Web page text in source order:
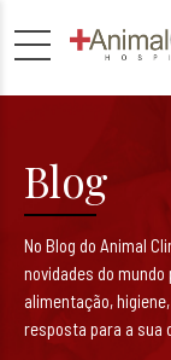
Blog
No Blog do Animal
novidades do
alimentação,
resposta para a sua